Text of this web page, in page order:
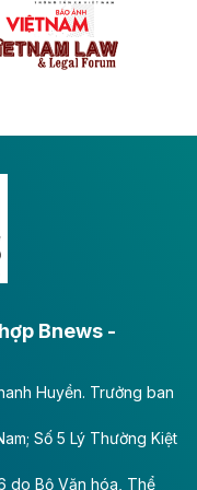
Quất
để mở rộng
đặc biệt tại khu
dự án
toàn bộ 40% vốn
USD, chấm dứt
đích sử
khu nghỉ
Bnews -
Huyền. Trưởng ban
Số 5 Lý Thường Kiệt
do Bộ Văn hóa, Thể